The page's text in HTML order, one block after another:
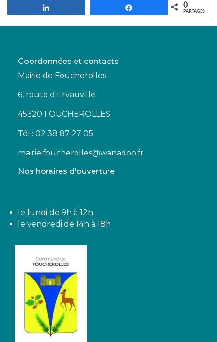
0
PARTAGES
Coordonnées et contacts
Mairie de Foucherolles
6, route d'Ervauville
45320 FOUCHEROLLES
Tél : 02 38 87 27 05
mairie.foucherolles@wanadoo.fr
Nos horaires d'ouverture
le lundi de 9h à 12h
le vendredi de 14h à 18h